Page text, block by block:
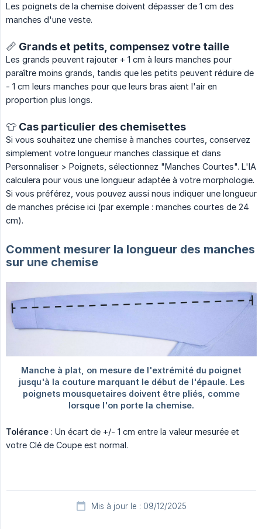
Les poignets de la chemise doivent dépasser de 1 cm des
manches d'une veste.
📏 Grands et petits, compensez votre taille
Les grands peuvent rajouter + 1 cm à leurs manches pour
paraître moins grands, tandis que les petits peuvent réduire de
- 1 cm leurs manches pour que leurs bras aient l'air en
proportion plus longs.
👕 Cas particulier des chemisettes
Si vous souhaitez une chemise à manches courtes, conservez
simplement votre longueur manches classique et dans
Personnaliser > Poignets, sélectionnez "Manches Courtes". L'IA
calculera pour vous une longueur adaptée à votre morphologie.
Si vous préférez, vous pouvez aussi nous indiquer une longueur
de manches précise ici (par exemple : manches courtes de 24
cm).
Comment mesurer la longueur des manches
sur une chemise
Tolérance : Un écart de +/- 1 cm entre la valeur mesurée et
votre Clé de Coupe est normal.
Mis à jour le : 09/12/2025